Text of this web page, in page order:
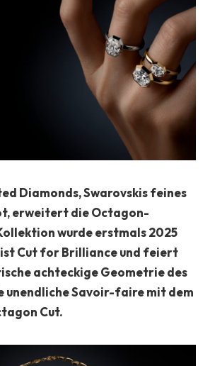
Diamonds, Swarovskis feines
erweitert die Octagon-
wurde erstmals 2025
Cut for Brilliance und feiert
achteckige Geometrie des
unendliche Savoir-faire mit dem
Cut.